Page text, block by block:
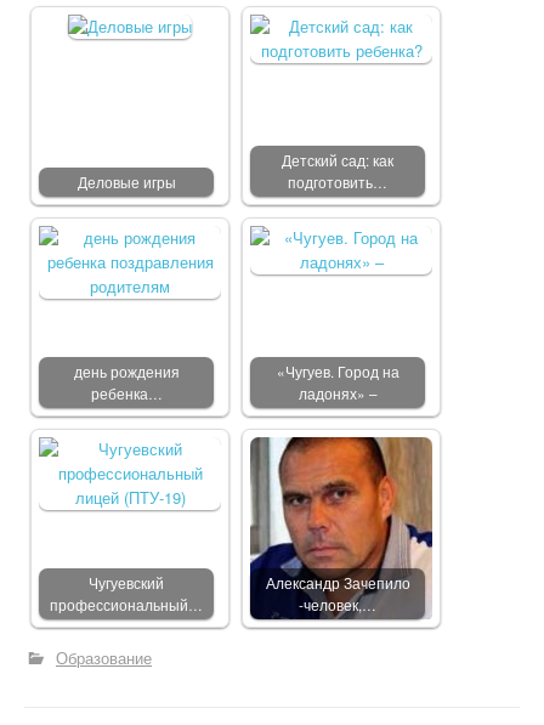
Деловые игры
Детский сад: как
подготовить…
день рождения
ребенка…
«Чугуев. Город на
ладонях» –
Чугуевский
профессиональный…
Александр Зачепило
-человек,…
Образование